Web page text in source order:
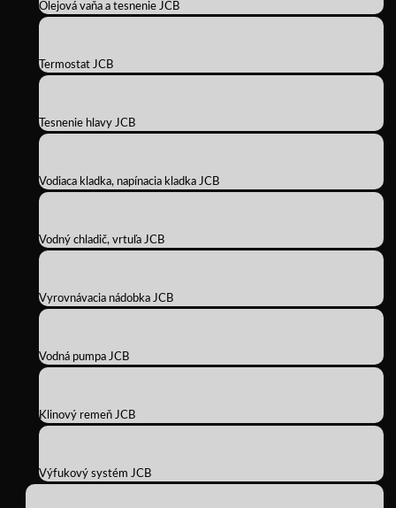
Olejová vaňa a tesnenie JCB
Termostat JCB
Tesnenie hlavy JCB
Vodiaca kladka, napínacia kladka JCB
Vodný chladič, vrtuľa JCB
Vyrovnávacia nádobka JCB
Vodná pumpa JCB
Klinový remeň JCB
Výfukový systém JCB